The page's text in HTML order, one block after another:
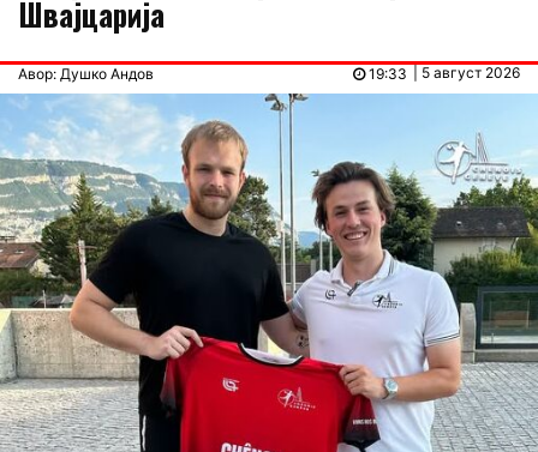
Швајцарија
Авор: Душко Андов | 5 август 2026
19:33